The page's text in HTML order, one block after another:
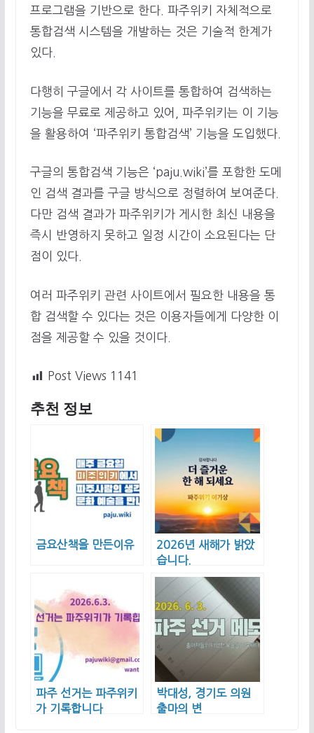
프로그램을 기반으로 한다. 파주위키 자체적으로
통합검색 시스템을 개발하는 것은 기술적 한계가
있다.
다행히 구글에서 각 사이트를 통합하여 검색하는
기능을 무료로 제공하고 있어, 파주위키는 이 기능
을 활용하여 ‘파주위키 통합검색’ 기능을 도입했다.
구글의 통합검색 기능은 ‘paju.wiki’를 포함한 도메
인 검색 결과를 구글 방식으로 정렬하여 보여준다.
다만 검색 결과가 파주위키가 게시한 최신 내용을
즉시 반영하지 못하고 일정 시간이 소요된다는 단
점이 있다.
여러 파주위키 관련 사이트에서 필요한 내용을 통
합 검색할 수 있다는 것은 이용자들에게 다양한 이
점을 제공할 수 있을 것이다.
Post Views 1141
추천 정보
금요산책을 만든이유
2026년 새해가 밝았
습니다.
파주 선거는 파주위키
가 기록합니다
박대성, 경기도 의원
출마의 변